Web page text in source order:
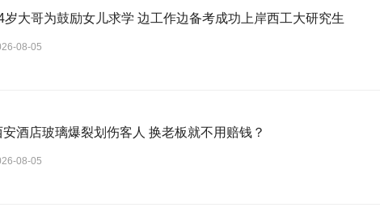
岁大哥为鼓励女儿求学 边工作边备考成功上岸西工大研究生
08-05
安酒店玻璃爆裂划伤客人 换老板就不用赔钱？
08-05